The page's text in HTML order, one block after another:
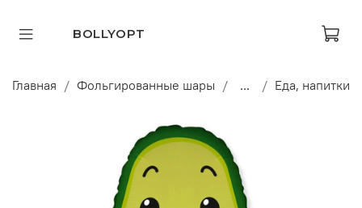
BOLLYOPT
Главная Фольгированные шары ... Еда, напитки